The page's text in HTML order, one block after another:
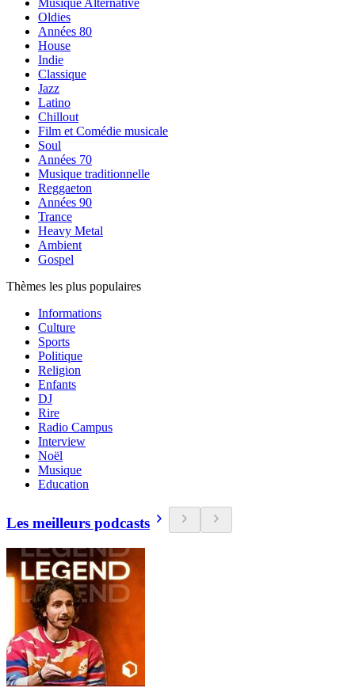
Musique Alternative
Oldies
Années 80
House
Indie
Classique
Jazz
Latino
Chillout
Film et Comédie musicale
Soul
Années 70
Musique traditionnelle
Reggaeton
Années 90
Trance
Heavy Metal
Ambient
Gospel
Thèmes les plus populaires
Informations
Culture
Sports
Politique
Religion
Enfants
DJ
Rire
Radio Campus
Interview
Noël
Musique
Education
Les meilleurs podcasts